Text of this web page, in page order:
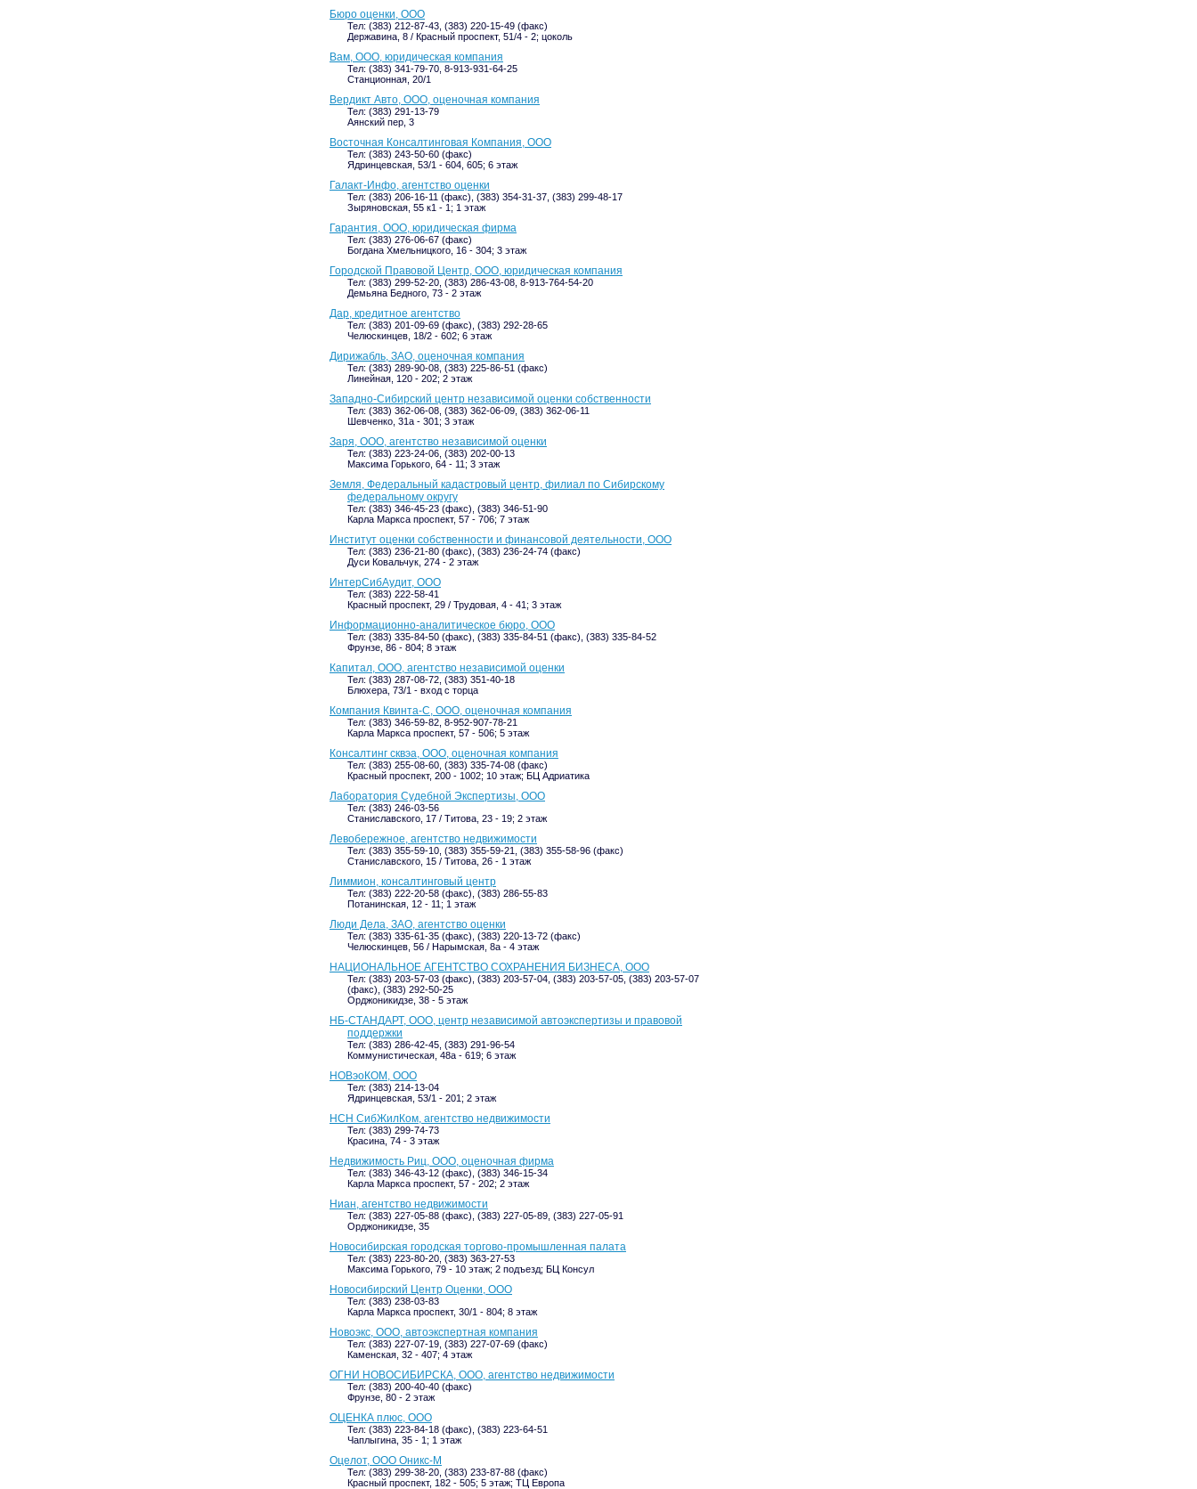
Бюро оценки, ООО
Тел: (383) 212-87-43, (383) 220-15-49 (факс)
Державина, 8 / Красный проспект, 51/4 - 2; цоколь
Вам, ООО, юридическая компания
Тел: (383) 341-79-70, 8-913-931-64-25
Станционная, 20/1
Вердикт Авто, ООО, оценочная компания
Тел: (383) 291-13-79
Аянский пер, 3
Восточная Консалтинговая Компания, ООО
Тел: (383) 243-50-60 (факс)
Ядринцевская, 53/1 - 604, 605; 6 этаж
Галакт-Инфо, агентство оценки
Тел: (383) 206-16-11 (факс), (383) 354-31-37, (383) 299-48-17
Зыряновская, 55 к1 - 1; 1 этаж
Гарантия, ООО, юридическая фирма
Тел: (383) 276-06-67 (факс)
Богдана Хмельницкого, 16 - 304; 3 этаж
Городской Правовой Центр, ООО, юридическая компания
Тел: (383) 299-52-20, (383) 286-43-08, 8-913-764-54-20
Демьяна Бедного, 73 - 2 этаж
Дар, кредитное агентство
Тел: (383) 201-09-69 (факс), (383) 292-28-65
Челюскинцев, 18/2 - 602; 6 этаж
Дирижабль, ЗАО, оценочная компания
Тел: (383) 289-90-08, (383) 225-86-51 (факс)
Линейная, 120 - 202; 2 этаж
Западно-Сибирский центр независимой оценки собственности
Тел: (383) 362-06-08, (383) 362-06-09, (383) 362-06-11
Шевченко, 31а - 301; 3 этаж
Заря, ООО, агентство независимой оценки
Тел: (383) 223-24-06, (383) 202-00-13
Максима Горького, 64 - 11; 3 этаж
Земля, Федеральный кадастровый центр, филиал по Сибирскому
федеральному округу
Тел: (383) 346-45-23 (факс), (383) 346-51-90
Карла Маркса проспект, 57 - 706; 7 этаж
Институт оценки собственности и финансовой деятельности, ООО
Тел: (383) 236-21-80 (факс), (383) 236-24-74 (факс)
Дуси Ковальчук, 274 - 2 этаж
ИнтерСибАудит, ООО
Тел: (383) 222-58-41
Красный проспект, 29 / Трудовая, 4 - 41; 3 этаж
Информационно-аналитическое бюро, ООО
Тел: (383) 335-84-50 (факс), (383) 335-84-51 (факс), (383) 335-84-52
Фрунзе, 86 - 804; 8 этаж
Капитал, ООО, агентство независимой оценки
Тел: (383) 287-08-72, (383) 351-40-18
Блюхера, 73/1 - вход с торца
Компания Квинта-С, ООО, оценочная компания
Тел: (383) 346-59-82, 8-952-907-78-21
Карла Маркса проспект, 57 - 506; 5 этаж
Консалтинг сквэа, ООО, оценочная компания
Тел: (383) 255-08-60, (383) 335-74-08 (факс)
Красный проспект, 200 - 1002; 10 этаж; БЦ Адриатика
Лаборатория Судебной Экспертизы, ООО
Тел: (383) 246-03-56
Станиславского, 17 / Титова, 23 - 19; 2 этаж
Левобережное, агентство недвижимости
Тел: (383) 355-59-10, (383) 355-59-21, (383) 355-58-96 (факс)
Станиславского, 15 / Титова, 26 - 1 этаж
Лиммион, консалтинговый центр
Тел: (383) 222-20-58 (факс), (383) 286-55-83
Потанинская, 12 - 11; 1 этаж
Люди Дела, ЗАО, агентство оценки
Тел: (383) 335-61-35 (факс), (383) 220-13-72 (факс)
Челюскинцев, 56 / Нарымская, 8а - 4 этаж
НАЦИОНАЛЬНОЕ АГЕНТСТВО СОХРАНЕНИЯ БИЗНЕСА, ООО
Тел: (383) 203-57-03 (факс), (383) 203-57-04, (383) 203-57-05, (383) 203-57-07
(факс), (383) 292-50-25
Орджоникидзе, 38 - 5 этаж
НБ-СТАНДАРТ, ООО, центр независимой автоэкспертизы и правовой
поддержки
Тел: (383) 286-42-45, (383) 291-96-54
Коммунистическая, 48а - 619; 6 этаж
НОВэоКОМ, ООО
Тел: (383) 214-13-04
Ядринцевская, 53/1 - 201; 2 этаж
НСН СибЖилКом, агентство недвижимости
Тел: (383) 299-74-73
Красина, 74 - 3 этаж
Недвижимость Риц, ООО, оценочная фирма
Тел: (383) 346-43-12 (факс), (383) 346-15-34
Карла Маркса проспект, 57 - 202; 2 этаж
Ниан, агентство недвижимости
Тел: (383) 227-05-88 (факс), (383) 227-05-89, (383) 227-05-91
Орджоникидзе, 35
Новосибирская городская торгово-промышленная палата
Тел: (383) 223-80-20, (383) 363-27-53
Максима Горького, 79 - 10 этаж; 2 подъезд; БЦ Консул
Новосибирский Центр Оценки, ООО
Тел: (383) 238-03-83
Карла Маркса проспект, 30/1 - 804; 8 этаж
Новоэкс, ООО, автоэкспертная компания
Тел: (383) 227-07-19, (383) 227-07-69 (факс)
Каменская, 32 - 407; 4 этаж
ОГНИ НОВОСИБИРСКА, ООО, агентство недвижимости
Тел: (383) 200-40-40 (факс)
Фрунзе, 80 - 2 этаж
ОЦЕНКА плюс, ООО
Тел: (383) 223-84-18 (факс), (383) 223-64-51
Чаплыгина, 35 - 1; 1 этаж
Оцелот, ООО Оникс-М
Тел: (383) 299-38-20, (383) 233-87-88 (факс)
Красный проспект, 182 - 505; 5 этаж; ТЦ Европа